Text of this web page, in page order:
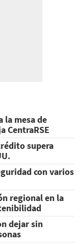
la mesa de
CentraRSE
supera
con varios
regional en la
dejar sin